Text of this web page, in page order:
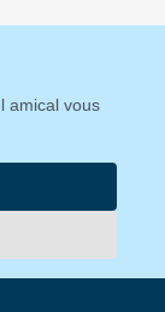
amical vous